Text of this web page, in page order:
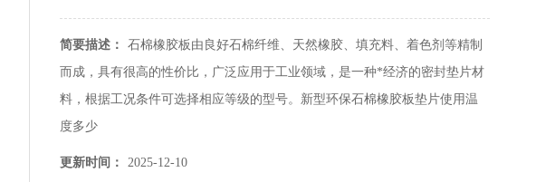
简要描述：
石棉橡胶板由良好石棉纤维、天然橡胶、填充料、着色剂等精制
而成，具有很高的性价比，广泛应用于工业领域，是一种*经济的密封垫片材
料，根据工况条件可选择相应等级的型号。新型环保石棉橡胶板垫片使用温
度多少
更新时间：
2025-12-10